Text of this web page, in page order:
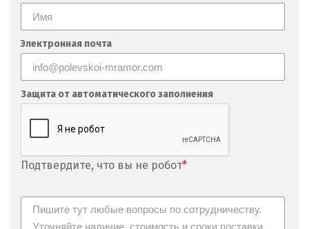
Электронная почта
Защита от автоматического заполнения
Подтвердите, что вы не робот*